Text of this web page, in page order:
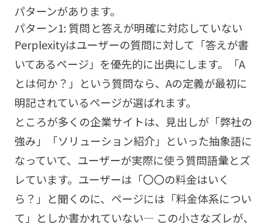
パターンがあります。
パターン1: 質問と答えが明確に対応していない
Perplexityはユーザーの質問に対して「答えが書
いてあるページ」を優先的に出典にします。「A
とは何か？」という質問なら、Aの定義が最初に
明記されているページが選ばれます。
ところが多くの企業サイトは、見出しが「弊社の
強み」「ソリューション紹介」といった抽象語に
なっていて、ユーザーが実際に使う質問語彙とズ
レています。ユーザーは「〇〇の料金はいく
ら？」と聞くのに、ページには「料金体系につい
て」としか書かれていない— この小さなズレが、